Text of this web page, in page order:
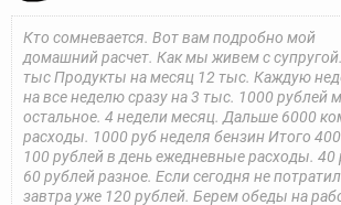
Кто сомневается. Вот вам подробно мой
домашний расчет. Как мы живем с
тыс Продукты на месяц 12 тыс. Каждую
на все неделю сразу на 3 тыс. 1000 рублей
остальное. 4 недели месяц. Дальше 6000
расходы. 1000 руб неделя бензин Итого
100 рублей в день ежедневные расходы. 40
60 рублей разное. Если сегодня не
завтра уже 120 рублей. Берем обеды на